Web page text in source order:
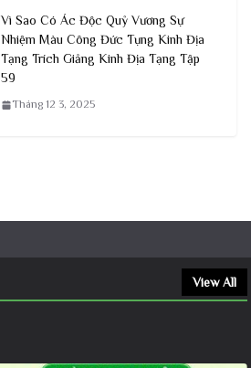
Vì Sao Có Ác Độc Quỷ Vương Sự
Nhiệm Màu Công Đức Tụng Kinh Địa
Tạng Trích Giảng Kinh Địa Tạng Tập
59
Tháng 12 3, 2025
View All